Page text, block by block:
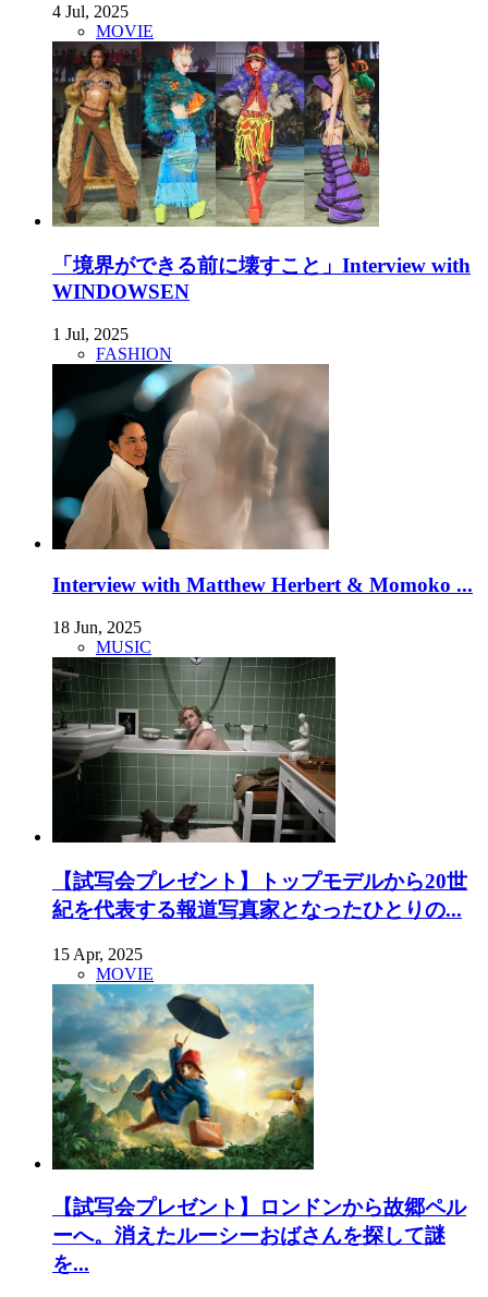
4 Jul, 2025
MOVIE
「境界ができる前に壊すこと」Interview with
WINDOWSEN
1 Jul, 2025
FASHION
Interview with Matthew Herbert & Momoko ...
18 Jun, 2025
MUSIC
【試写会プレゼント】トップモデルから20世
紀を代表する報道写真家となったひとりの...
15 Apr, 2025
MOVIE
【試写会プレゼント】ロンドンから故郷ペル
ーへ。消えたルーシーおばさんを探して謎
を...